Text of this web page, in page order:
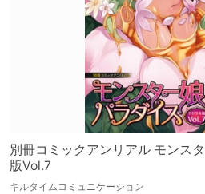
別冊コミックアンリアル モンス
版Vol.7
キルタイムコミュニケーション